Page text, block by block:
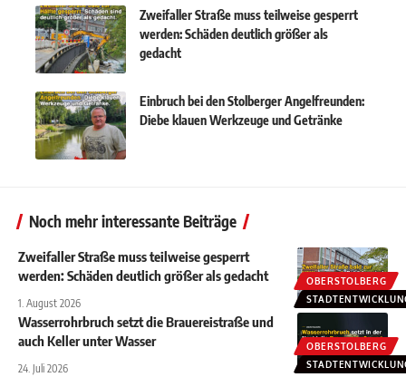
Zweifaller Straße muss teilweise gesperrt
werden: Schäden deutlich größer als
gedacht
Einbruch bei den Stolberger Angelfreunden:
Diebe klauen Werkzeuge und Getränke
Noch mehr interessante Beiträge
OBERSTOLBERG
Zweifaller Straße muss teilweise gesperrt
werden: Schäden deutlich größer als gedacht
1. August 2026
OBERSTOLBERG
Wasserrohrbruch setzt die Brauereistraße und
auch Keller unter Wasser
24. Juli 2026